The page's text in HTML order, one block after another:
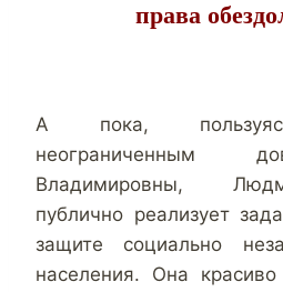
права
А пока,
неограниченным
Владимировны,
публично реализует
защите социально
населения. Она